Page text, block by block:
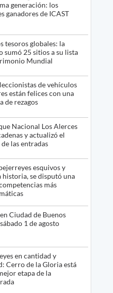
generación: los
ganadores de ICAST
tesoros globales: la
sumó 25 sitios a su lista
Mundial
de vehículos
están felices con una
de rezagos
Nacional Los Alerces
y actualizó el
las entradas
esquivos y
historia, se disputó una
más
Ciudad de Buenos
1 de agosto
en cantidad y
Cerro de la Gloria está
etapa de la